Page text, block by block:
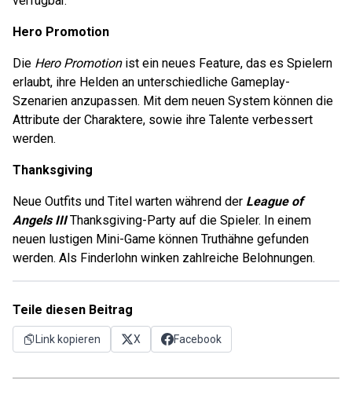
Hero Promotion
Die Hero Promotion ist ein neues Feature, das es Spielern
erlaubt, ihre Helden an unterschiedliche Gameplay-
Szenarien anzupassen. Mit dem neuen System können die
Attribute der Charaktere, sowie ihre Talente verbessert
werden.
Thanksgiving
Neue Outfits und Titel warten während der League of
Angels IIIThanksgiving-Party auf die Spieler. In einem
neuen lustigen Mini-Game können Truthähne gefunden
werden. Als Finderlohn winken zahlreiche Belohnungen.
Teile diesen Beitrag
Link kopieren X Facebook